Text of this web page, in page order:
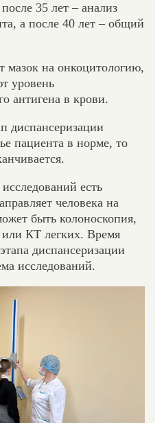
35 лет – анализ
а после 40 лет – общий
на онкоцитологию,
уровень
антигена в крови.
диспансеризации
пациента в норме, то
есть
человека на
быть колоноскопия,
или КТ легких. Время
диспансеризации
исследований.